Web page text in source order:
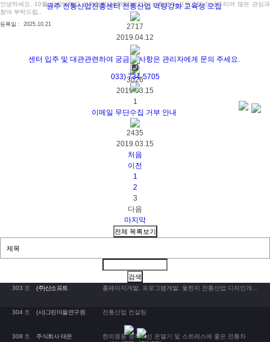
안녕하세요. 10월 상지대학교 산학협력단&RISE사업단 산학연계 프로그램 안내드리며 많은 관심과
참여 부탁드립..
등록일 : 2025.10.21
033)734-5705
원주 전통산업진흥센터 전통산업 역량강화 교육생 모집
2717
2019.04.12
2
센터 입주 및 대관관련하여 궁금한 사항은 관리자에게 문의 주세요.
3026
2019.03.15
1
이메일 무단수집 거부 안내
2435
2019.03.15
처음
이전
1
2
3
다음
마지막
303 호 (주)산소프트
304 호 (사)그린마을연구원 전통산업 컨설팅
308 호 주식회사 태온 한의원용 원적외선 온열기 및 스트레스에 좋은 전통차